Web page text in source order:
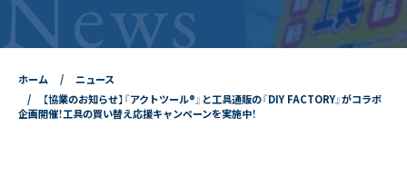
ホーム
ニュース
【協業のお知らせ】『アクトツール®』と工具通販の『DIY FACTORY』がコラボ
企画開催！工具の買い替え応援キャンペーンを実施中！
採用情報
ニュース